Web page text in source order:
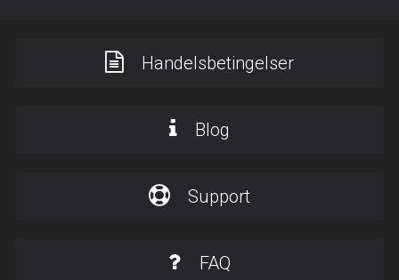
Handelsbetingelser
Blog
Support
FAQ